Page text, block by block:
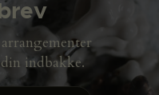
indbakke.